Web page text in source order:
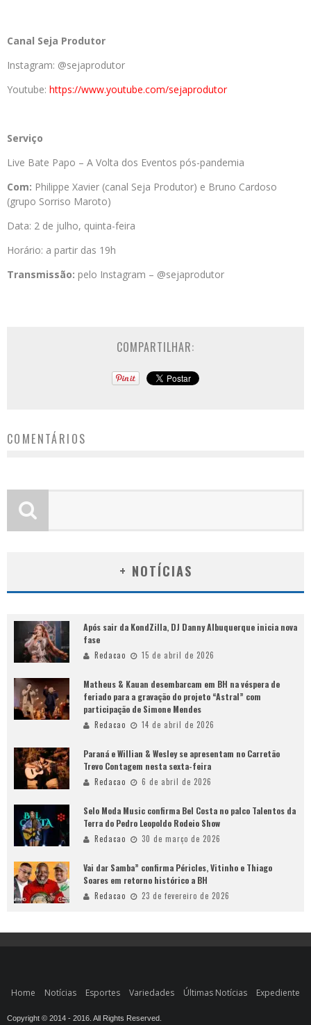
Canal Seja Produtor
Instagram: @sejaprodutor
Youtube: https://www.youtube.com/sejaprodutor
Serviço
Live Bate Papo – A Volta dos Eventos pós-pandemia
Com: Philippe Xavier (canal Seja Produtor) e Bruno Cardoso
(grupo Sorriso Maroto)
Data: 2 de julho, quinta-feira
Horário: a partir das 19h
Transmissão: pelo Instagram – @sejaprodutor
COMPARTILHAR:
COMENTÁRIOS
+ NOTÍCIAS
Após sair da KondZilla, DJ Danny Albuquerque inicia nova
fase
Redacao 15 de abril de 2026
Matheus & Kauan desembarcam em BH na véspera de
feriado para a gravação do projeto “Astral” com
participação de Simone Mendes
Redacao 14 de abril de 2026
Paraná e Willian & Wesley se apresentam no Carretão
Trevo Contagem nesta sexta-feira
Redacao 6 de abril de 2026
Selo Moda Music confirma Bel Costa no palco Talentos da
Terra do Pedro Leopoldo Rodeio Show
Redacao 30 de março de 2026
Vai dar Samba” confirma Péricles, Vitinho e Thiago
Soares em retorno histórico a BH
Redacao 23 de fevereiro de 2026
Home Notícias Esportes Variedades Últimas Notícias Expediente
Copyright © 2014 - 2016. All Rights Reserved.